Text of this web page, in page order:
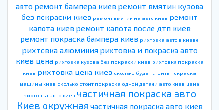
авто ремонт бампера киев ремонт вмятин кузова
без покраски киев ремонт вмятин на авто киев ремонт
капота киев ремонт капота после дтп киев
ремонт покраска бампера киев рихтовка авто в киеве
рихтовка алюминия рихтовка и покраска авто
киев цена рихтовка кузова без покраски киев рихтовка покраска
киев рихтовка цена киев сколько будет стоить покраска
машины киев сколько стоит покраска одной детали авто киев цена
рихтовка авто киев частичная покраска авто
Киев окружная частичная покраска авто киев